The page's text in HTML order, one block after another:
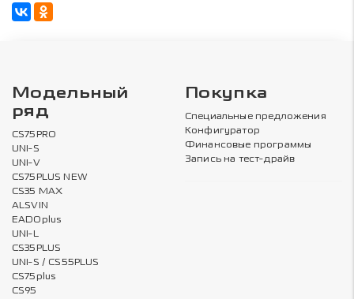
Модельный
ряд
CS75PRO
UNI-S
UNI-V
CS75PLUS NEW
CS35 MAX
ALSVIN
EADOplus
UNI-L
CS35PLUS
UNI-S / CS55PLUS
CS75plus
CS95
Покупка
Специальные предложения
Конфигуратор
Финансовые программы
Запись на тест-драйв